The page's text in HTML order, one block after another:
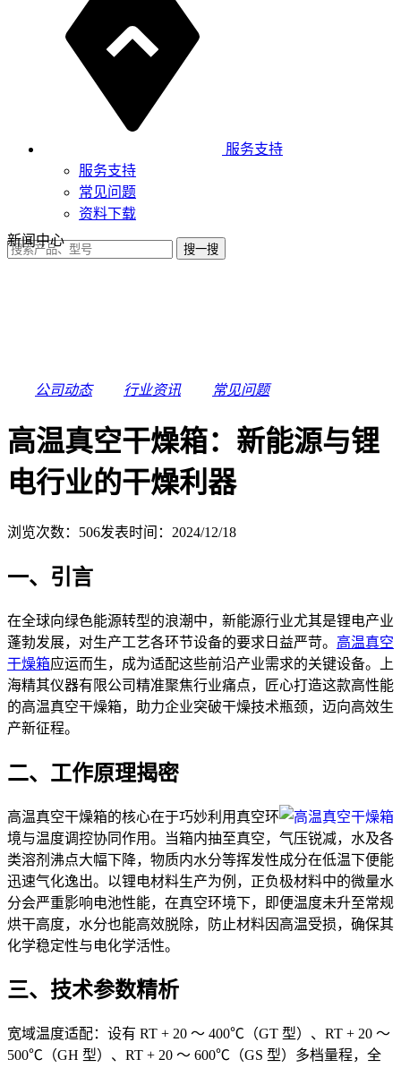
服务支持
服务支持
常见问题
资料下载
新闻中心
公司动态 行业资讯 常见问题
高温真空干燥箱：新能源与锂
电行业的干燥利器
浏览次数： 506发表时间：2024/12/18
一、引言
在全球向绿色能源转型的浪潮中，新能源行业尤其是锂电产业
蓬勃发展，对生产工艺各环节设备的要求日益严苛。 高温真空
干燥箱应运而生，成为适配这些前沿产业需求的关键设备。上
海精其仪器有限公司精准聚焦行业痛点，匠心打造这款高性能
的高温真空干燥箱，助力企业突破干燥技术瓶颈，迈向高效生
产新征程。
二、工作原理揭密
高温真空干燥箱的核心在于巧妙利用真空环
境与温度调控协同作用。当箱内抽至真空，气压锐减，水及各
类溶剂沸点大幅下降，物质内水分等挥发性成分在低温下便能
迅速气化逸出。以锂电材料生产为例，正负极材料中的微量水
分会严重影响电池性能，在真空环境下，即便温度未升至常规
烘干高度，水分也能高效脱除，防止材料因高温受损，确保其
化学稳定性与电化学活性。
三、技术参数精析
宽域温度适配：设有 RT + 20 ～ 400℃（GT 型）、RT + 20 ～
500℃（GH 型）、RT + 20 ～ 600℃（GS 型）多档量程，全